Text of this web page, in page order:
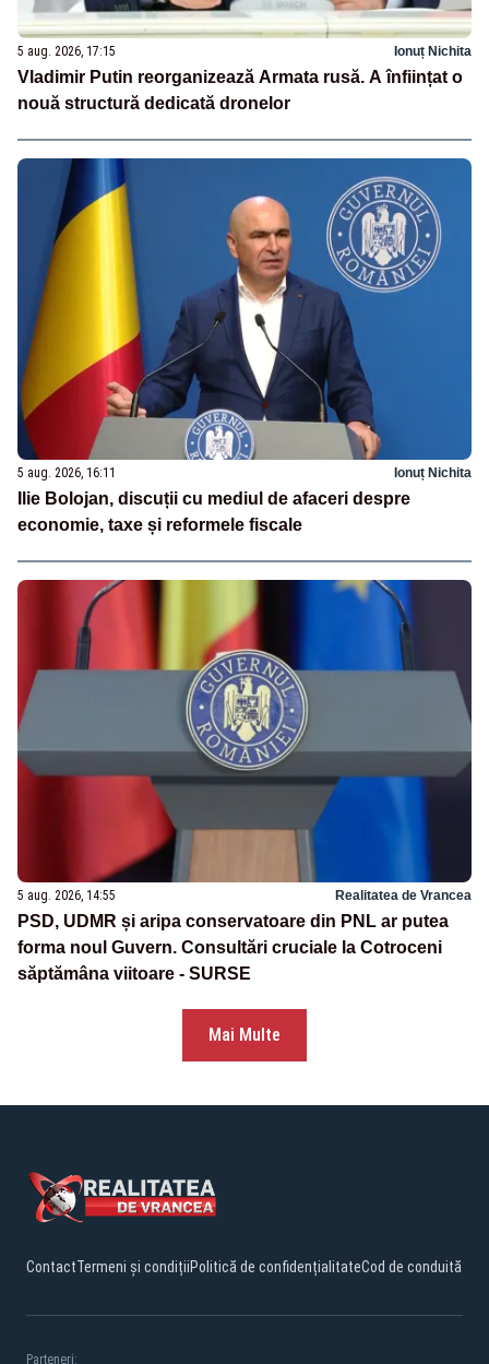
5 aug. 2026, 17:15 Ionuț Nichita
Vladimir Putin reorganizează Armata rusă. A înființat o
nouă structură dedicată dronelor
5 aug. 2026, 16:11 Ionuț Nichita
Ilie Bolojan, discuții cu mediul de afaceri despre
economie, taxe și reformele fiscale
5 aug. 2026, 14:55 Realitatea de Vrancea
PSD, UDMR și aripa conservatoare din PNL ar putea
forma noul Guvern. Consultări cruciale la Cotroceni
săptămâna viitoare - SURSE
Mai Multe
ContactTermeni și condițiiPolitică de confidențialitateCod de conduită
Parteneri: